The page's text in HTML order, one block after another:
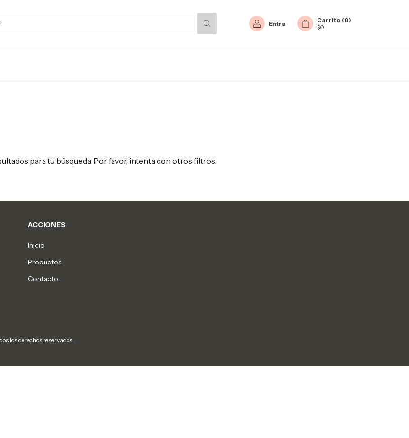
Entra Carrito (0)
$0
para tu búsqueda. Por favor, intenta con otros filtros.
ACCIONES
Inicio
Productos
Contacto
los derechos reservados.